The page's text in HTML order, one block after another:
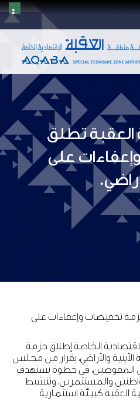
تطلق
على
تخفيضات وإعفاءات على
الخاصة إطلاق حزمة
والأراضي، بقرار من مجلس
المفوضين، في خطوة تستهدف
والمستثمرين، وتنشيط
العقبة كبيئة استثمارية